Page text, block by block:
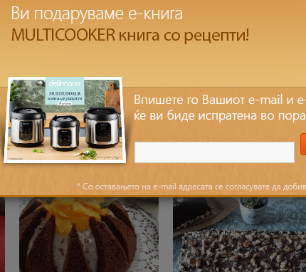
Печено тирамису -
Јубилејни 900 ти
рецепт
nadicaveles 1 јун 2021
Тробоен чизкејк - торта
од фстаци,чоколадо и
katerinanaskova 16 мај 2021